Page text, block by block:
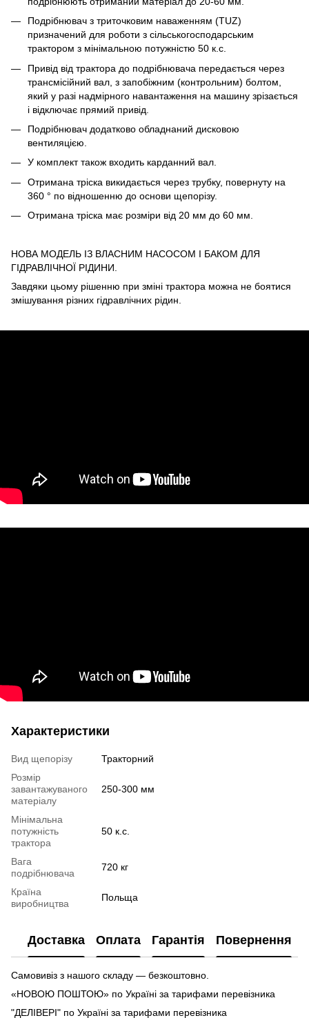
Подрібнювач з триточковим наваженням (TUZ)
призначений для роботи з сільськогосподарським
трактором з мінімальною потужністю 50 к.с.
Привід від трактора до подрібнювача передається через
трансмісійний вал, з запобіжним (контрольним) болтом,
який у разі надмірного навантаження на машину зрізається
і відключає прямий привід.
Подрібнювач додатково обладнаний дисковою
вентиляцією.
У комплект також входить карданний вал.
Отримана тріска викидається через трубку, повернуту на
360 ° по відношенню до основи щепорізу.
Отримана тріска має розміри від 20 мм до 60 мм.
НОВА МОДЕЛЬ ІЗ ВЛАСНИМ НАСОСОМ І БАКОМ ДЛЯ
ГІДРАВЛІЧНОЇ РІДИНИ.
Завдяки цьому рішенню при зміні трактора можна не боятися
змішування різних гідравлічних рідин.
Характеристики
Вид щепорізу
Тракторний
Розмір
завантажуваного
матеріалу
250-300 мм
Мінімальна
потужність
трактора
50 к.с.
Вага
подрібнювача
720 кг
Країна
виробництва
Польща
Доставка Оплата Гарантія Повернення
Самовивіз з нашого складу — безкоштовно.
«НОВОЮ ПОШТОЮ» по Україні за тарифами перевізника
"ДЕЛІВЕРІ" по Україні за тарифами перевізника